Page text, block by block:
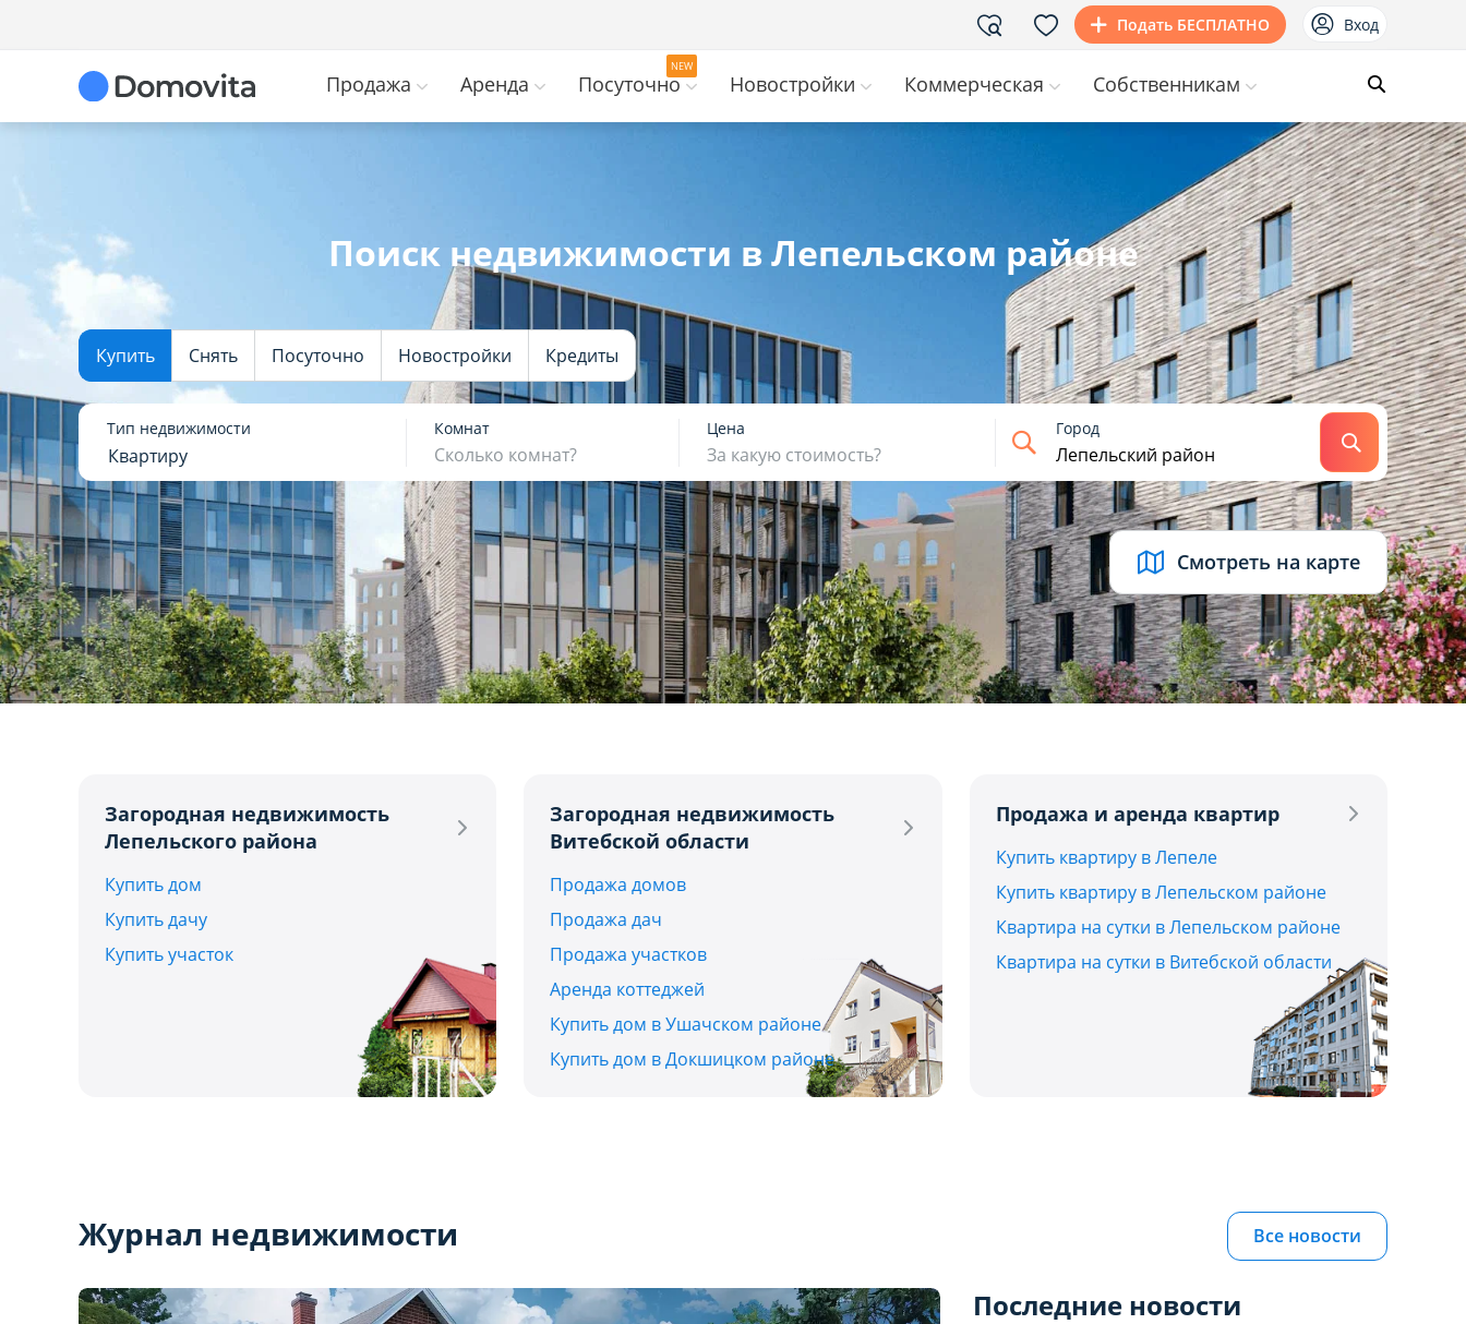
Подать БЕСПЛАТНО Вход
Продажа Аренда Посуточно Новостройки Коммерческая Собственникам
Поиск недвижимости в Лепельском районе
Купить Снять Посуточно Новостройки Кредиты
Тип недвижимости
Квартиру
Комнат
Сколько комнат?
1 2 3 4+
Цена
За какую стоимость?
USD BYN EUR
Город
Найти
Смотреть на карте
Загородная недвижимость
Лепельского района
Купить дом
Купить дачу
Купить участок
Загородная недвижимость
Витебской области
Продажа домов
Продажа дач
Продажа участков
Аренда коттеджей
Купить дом в Ушачском районе
Купить дом в Докшицком районе
Продажа и аренда квартир
Купить квартиру в Лепеле
Купить квартиру в Лепельском районе
Квартира на сутки в Лепельском районе
Квартира на сутки в Витебской области
Журнал недвижимости Все новости
Последние новости